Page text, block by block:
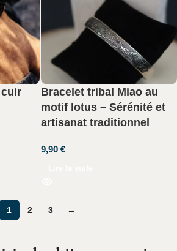
cuir
Bracelet tribal Miao au
motif lotus – Sérénité et
artisanat traditionnel
9,90 €
1 2 3 →